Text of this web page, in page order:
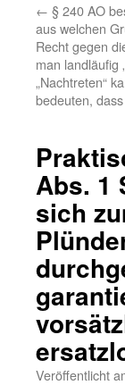
← § 240 AO
aus welchen
Recht gegen
man landläufig
„Nachtreten“
bedeuten,
Abs. 1
sich
Veröffentlicht